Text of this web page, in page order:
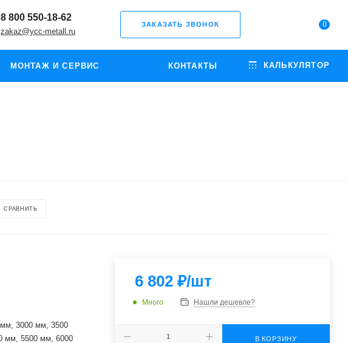
8 800 550-18-62
zakaz@ycc-metall.ru
ЗАКАЗАТЬ ЗВОНОК 0
МОНТАЖ И СЕРВИС КОНТАКТЫ КАЛЬКУЛЯТОР
СРАВНИТЬ
3000 мм, 3500
мм, 5500 мм, 6000
6 802₽/шт
Много Нашли дешевле?
В КОРЗИНУ